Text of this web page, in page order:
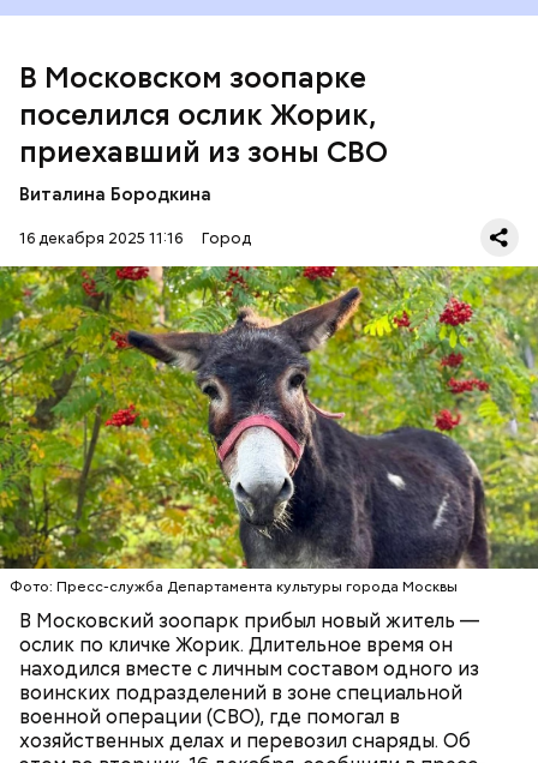
В Московском зоопарке
поселился ослик Жорик,
приехавший из зоны СВО
Виталина Бородкина
16 декабря 2025 11:16 Город
Фото: Пресс-служба Департамента культуры города Москвы
В Московский зоопарк прибыл новый житель —
ослик по кличке Жорик. Длительное время он
находился вместе с личным составом одного из
воинских подразделений в зоне специальной
военной операции (СВО), где помогал в
хозяйственных делах и перевозил снаряды. Об
На данный момент он находится на карантине, где
проходит ветеринарные обследования. Ослик
постепенно привыкает к новому окружению и
сотрудникам зоопарка. Его кормят сеном,
морковью, свеклой и специальными витаминными
добавками. После окончания карантина
посетители зоосада смогут узнать историю
Жорика и увидеть его, передает официальный
сайтмэра Москвы.
продолжаетоказывать гуманитарную помощь
зоопаркам и природоохранным учреждениям на
новых территориях России. С 8 по 9 ноября
состоялся рабочий визит гендиректора зоосада
Светланы Акуловой в Херсонскую область.
Поездку посвятили реализации комплексной
программы по экологической и гуманитарной
поддержке новых регионов РФ.
СПЕЦОПЕРАЦИИ
ЖИВОТНЫЕ
МОСКОВСКИЙ ЗООПАРК